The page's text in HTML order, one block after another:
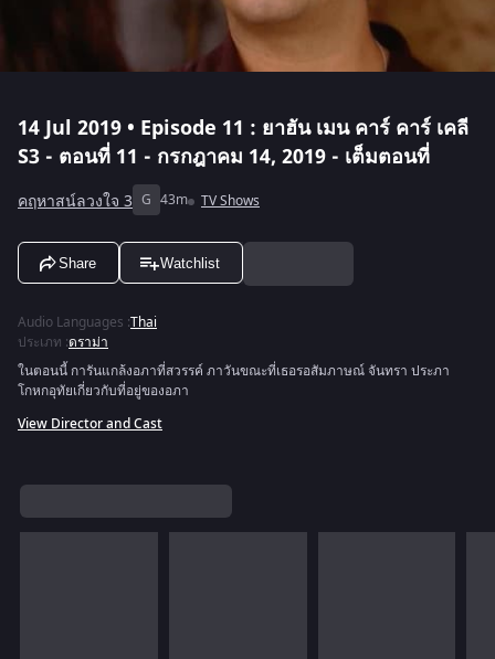
14 Jul 2019 • Episode 11 : ยาฮัน เมน คาร์ คาร์ เคลี
S3 - ตอนที่ 11 - กรกฎาคม 14, 2019 - เต็มตอนที่
คฤหาสน์ลวงใจ 3 G 43m TV Shows
Share Watchlist
Audio Languages :Thai
ประเภท :ดราม่า
ในตอนนี้ การันแกล้งอภาที่สวรรค์ ภาวันขณะที่เธอรอสัมภาษณ์ จันทรา ประภา
โกหกอุทัยเกี่ยวกับที่อยู่ของอภา
View Director and Cast